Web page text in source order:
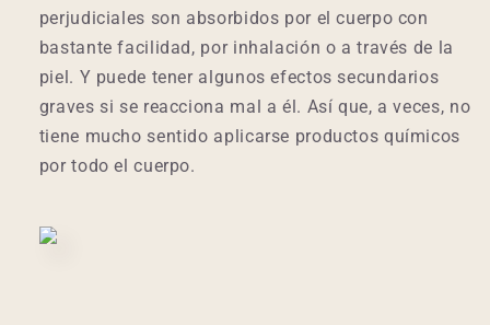
perjudiciales son absorbidos por el cuerpo con
bastante facilidad, por inhalación o a través de la
piel. Y puede tener algunos efectos secundarios
graves si se reacciona mal a él. Así que, a veces, no
tiene mucho sentido aplicarse productos químicos
por todo el cuerpo.